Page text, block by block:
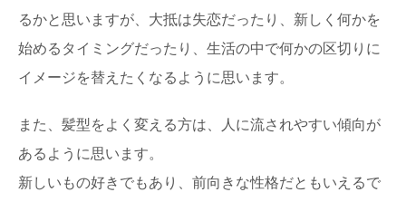
るかと思いますが、大抵は失恋だったり、新しく何かを
始めるタイミングだったり、生活の中で何かの区切りに
イメージを替えたくなるように思います。
また、髪型をよく変える方は、人に流されやすい傾向が
あるように思います。
新しいもの好きでもあり、前向きな性格だともいえるで